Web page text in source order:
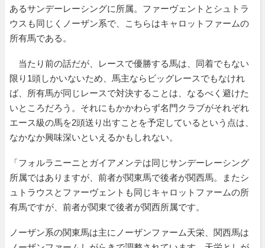
あるサンデーレーシングに所属。ファーヴェントとシュトラ
ウスも同じくノーザン系で、こちらはキャロットファームの
所有馬である。
当たり前の話だが、レースで優勝する馬は、同着でもない
限り1頭しかいないため、馬主ならビッグレースでもなけれ
ば、所有馬が同じレースで対決することは、なるべく避けた
いところだろう。それにもかかわらず名門クラブがそれぞれ
エース級の馬を2頭送り出すことを予定しているという点は、
なかなか興味深いといえるかもしれない。
「フォルラニーニとガイアメンテは同じサンデーレーシング
所属ではありますが、前者が関東馬で後者が関西馬。またシ
ュトラウスとファーヴェントも同じキャロットファームの所
有馬ですが、前者が関東で後者が関西所属です。
ノーザン系の関東馬は主にノーザンファーム天栄、関西馬は